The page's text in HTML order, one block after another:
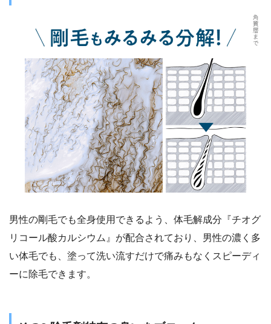
男性の剛毛でも全身使用できるよう、体毛解成分『チオグ
リコール酸カルシウム』が配合されており、男性の濃く多
い体毛でも、塗って洗い流すだけで痛みもなくスピーディ
ーに除毛できます。